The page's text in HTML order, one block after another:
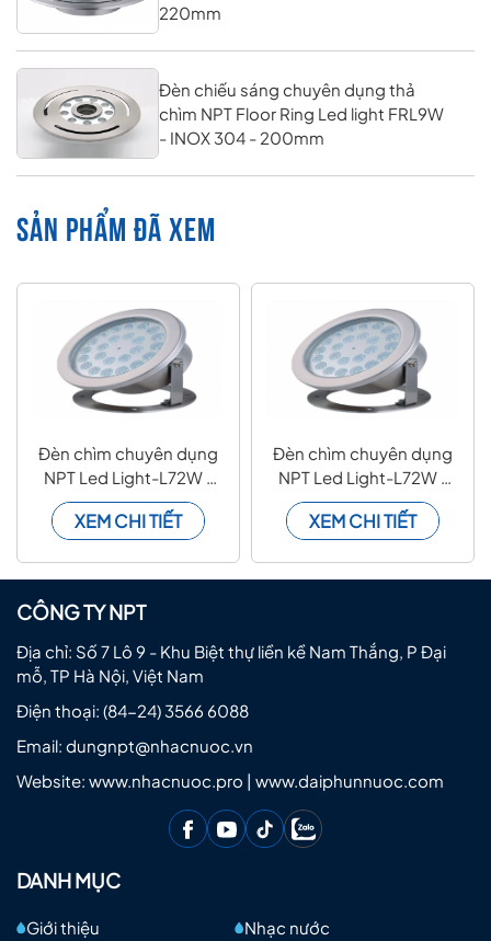
220mm
Đèn chiếu sáng chuyên dụng thả
chìm NPT Floor Ring Led light FRL9W
- INOX 304 - 200mm
SẢN PHẨM ĐÃ XEM
Đèn chìm chuyên dụng
NPT Led Light-L72W -
INOX 304 - 215mm
XEM CHI TIẾT
Đèn chìm chuyên dụng
NPT Led Light-L72W -
INOX 304 - 215mm
XEM CHI TIẾT
CÔNG TY NPT
Địa chỉ: Số 7 Lô 9 - Khu Biệt thự liền kề Nam Thắng, P Đại
mỗ, TP Hà Nội, Việt Nam
Điện thoại: (84-24) 3566 6088
Email: dungnpt@nhacnuoc.vn
Website: www.nhacnuoc.pro | www.daiphunnuoc.com
DANH MỤC
Giới thiệu Nhạc nước